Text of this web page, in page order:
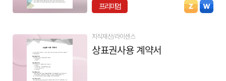
프리미엄
지식재산/라이센스
상표권사용 계약서